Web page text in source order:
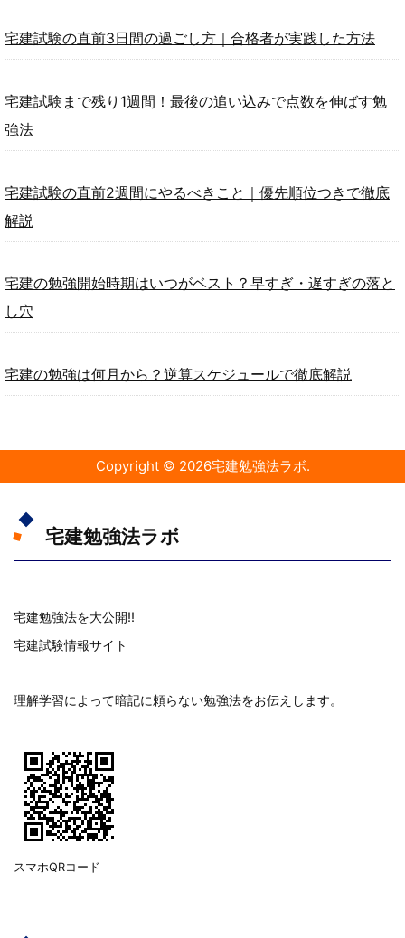
宅建試験の直前3日間の過ごし方｜合格者が実践した方法
宅建試験まで残り1週間！最後の追い込みで点数を伸ばす勉
強法
宅建試験の直前2週間にやるべきこと｜優先順位つきで徹底
解説
宅建の勉強開始時期はいつがベスト？早すぎ・遅すぎの落と
し穴
宅建の勉強は何月から？逆算スケジュールで徹底解説
Copyright © 2026宅建勉強法ラボ.
宅建勉強法ラボ
宅建勉強法を大公開!!
宅建試験情報サイト
理解学習によって暗記に頼らない勉強法をお伝えします。
スマホQRコード